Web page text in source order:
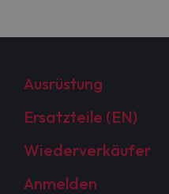
Ausrüstung
Ersatzteile (EN)
Wiederverkäufer
Anmelden